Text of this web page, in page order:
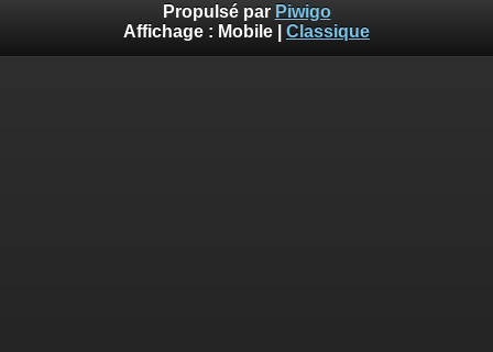
Propulsé par Piwigo
Affichage : Mobile Classique